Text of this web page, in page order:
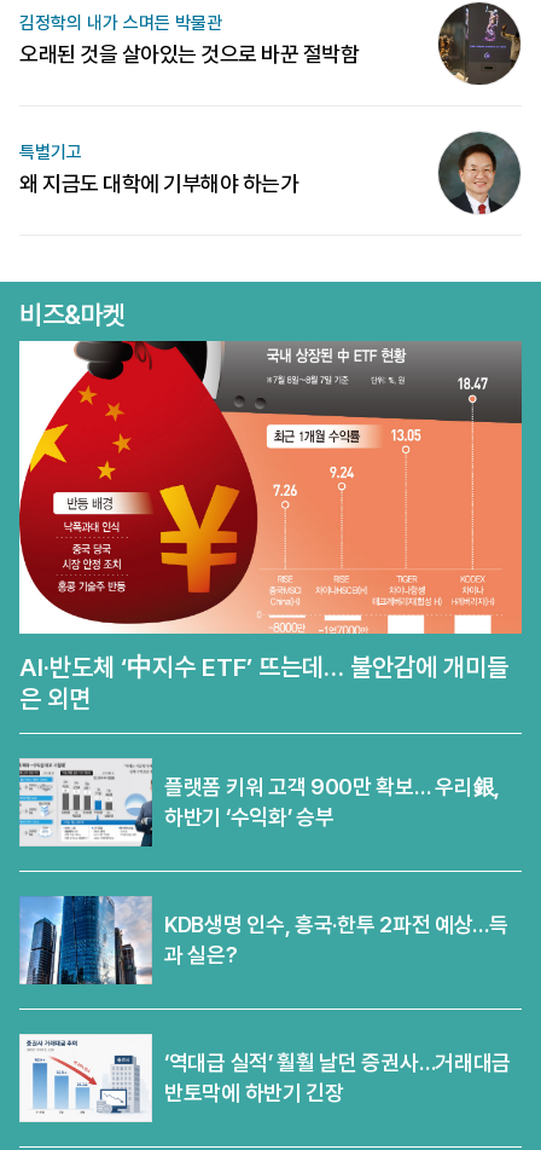
김정학의 내가 스며든 박물관
오래된 것을 살아있는 것으로 바꾼 절박함
특별기고
왜 지금도 대학에 기부해야 하는가
비즈&마켓
AI·반도체 ‘中지수 ETF’ 뜨는데… 불안감에 개미들
은 외면
플랫폼 키워 고객 900만 확보… 우리銀,
하반기 ‘수익화’ 승부
KDB생명 인수, 흥국·한투 2파전 예상…득
과 실은?
‘역대급 실적’ 훨훨 날던 증권사…거래대금
반토막에 하반기 긴장